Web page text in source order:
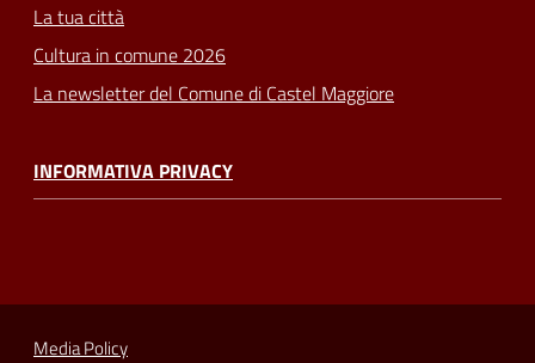
La tua città
Cultura in comune 2026
La newsletter del Comune di Castel Maggiore
INFORMATIVA PRIVACY
Media Policy